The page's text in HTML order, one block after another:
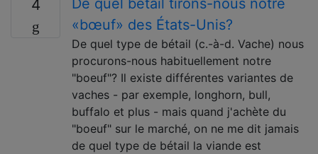
4
«bœuf» des États-Unis?
De quel type de bétail (c.-à-d. Vache) nous
procurons-nous habituellement notre
"boeuf"? Il existe différentes variantes de
vaches - par exemple, longhorn, bull,
buffalo et plus - mais quand j'achète du
"boeuf" sur le marché, on ne me dit jamais
de quel type de bétail la viande est